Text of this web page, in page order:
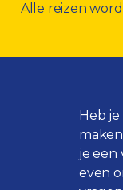
Alle reizen
Heb
je een
even